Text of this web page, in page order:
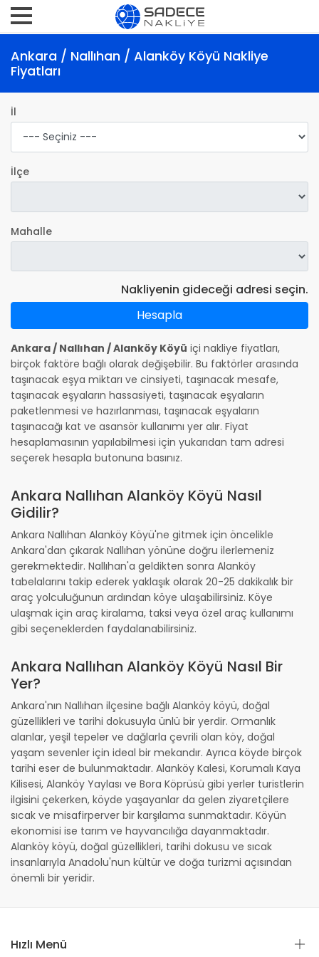
Ankara / Nallıhan / Alanköy Köyü Nakliye
Fiyatları
İl
İlçe
Mahalle
Nakliyenin gideceği adresi seçin.
Hesapla
Ankara / Nallıhan / Alanköy Köyü içi nakliye fiyatları,
birçok faktöre bağlı olarak değişebilir. Bu faktörler arasında
taşınacak eşya miktarı ve cinsiyeti, taşınacak mesafe,
taşınacak eşyaların hassasiyeti, taşınacak eşyaların
paketlenmesi ve hazırlanması, taşınacak eşyaların
taşınacağı kat ve asansör kullanımı yer alır. Fiyat
hesaplamasının yapılabilmesi için yukarıdan tam adresi
seçerek hesapla butonuna basınız.
Ankara Nallıhan Alanköy Köyü Nasıl
Gidilir?
Ankara Nallıhan Alanköy Köyü'ne gitmek için öncelikle
Ankara'dan çıkarak Nallıhan yönüne doğru ilerlemeniz
gerekmektedir. Nallıhan'a geldikten sonra Alanköy
tabelalarını takip ederek yaklaşık olarak 20-25 dakikalık bir
araç yolculuğunun ardından köye ulaşabilirsiniz. Köye
ulaşmak için araç kiralama, taksi veya özel araç kullanımı
gibi seçeneklerden faydalanabilirsiniz.
Ankara Nallıhan Alanköy Köyü Nasıl Bir
Yer?
Ankara'nın Nallıhan ilçesine bağlı Alanköy köyü, doğal
güzellikleri ve tarihi dokusuyla ünlü bir yerdir. Ormanlık
alanlar, yeşil tepeler ve dağlarla çevrili olan köy, doğal
yaşam sevenler için ideal bir mekandır. Ayrıca köyde birçok
tarihi eser de bulunmaktadır. Alanköy Kalesi, Korumalı Kaya
Kilisesi, Alanköy Yaylası ve Bora Köprüsü gibi yerler turistlerin
ilgisini çekerken, köyde yaşayanlar da gelen ziyaretçilere
sıcak ve misafirperver bir karşılama sunmaktadır. Köyün
ekonomisi ise tarım ve hayvancılığa dayanmaktadır.
Alanköy köyü, doğal güzellikleri, tarihi dokusu ve sıcak
insanlarıyla Anadolu'nun kültür ve doğa turizmi açısından
önemli bir yeridir.
Hızlı Menü